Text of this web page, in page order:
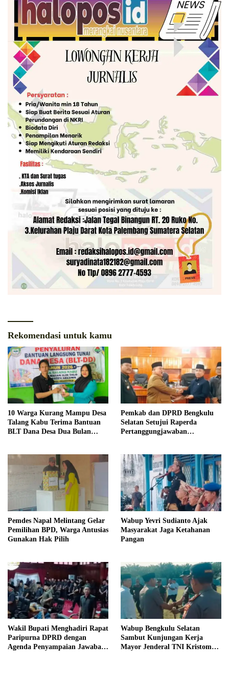
Rekomendasi untuk kamu
10 Warga Kurang Mampu Desa
Talang Kabu Terima Bantuan
BLT Dana Desa Dua Bulan
Pemkab dan DPRD Bengkulu
Selatan Setujui Raperda
Pertanggungjawaban
Pemdes Napal Melintang Gelar
Pemilihan BPD, Warga Antusias
Gunakan Hak Pilih
Wabup Yevri Sudianto Ajak
Masyarakat Jaga Ketahanan
Pangan
Wakil Bupati Menghadiri Rapat
Paripurna DPRD dengan
Agenda Penyampaian Jawaban
Wabup Bengkulu Selatan
Sambut Kunjungan Kerja
Mayor Jenderal TNI Kristomei